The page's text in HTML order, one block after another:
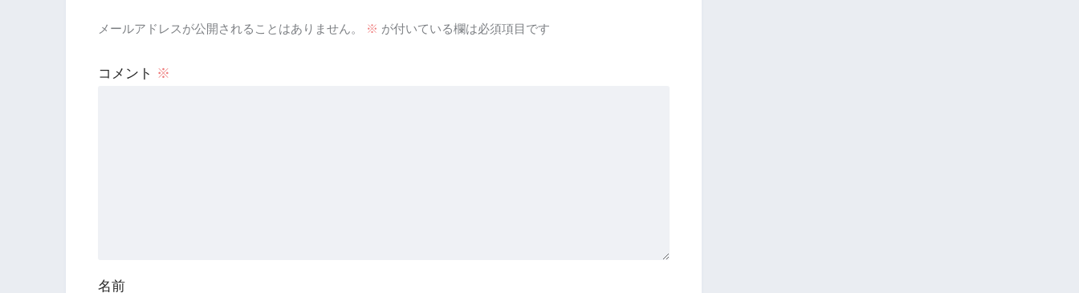
メールアドレスが公開されることはありません。 ※ が付いている欄は必須項目です
コメント ※
名前